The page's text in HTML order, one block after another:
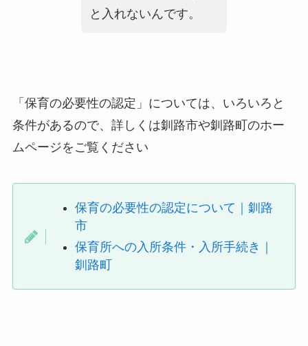
と入れないんです。
「保育の必要性の認定」については、いろいろと
条件があるので、詳しくは釧路市や釧路町のホー
ムページをご覧ください
保育の必要性の認定について｜釧路
市
保育所への入所条件・入所手続き｜
釧路町